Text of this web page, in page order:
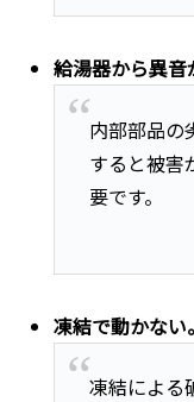
給湯器から異
内部部品の
すると被害
要です。
凍結で動かな
凍結による